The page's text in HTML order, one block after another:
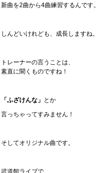
新曲を2曲から4曲練習するんです。
しんどいけれども、成長しますね。
トレーナーの言うことは、
素直に聞くものですね！
「ふざけんな」 とか
言っちゃってすみません！
そしてオリジナル曲です。
武道館ライブで